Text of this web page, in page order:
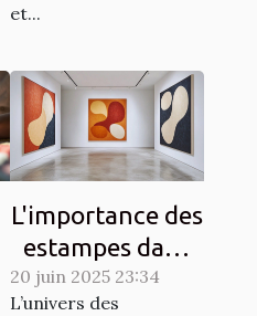
et...
L'importance des
estampes dans
l'art moderne
20 juin 2025 23:34
L’univers des